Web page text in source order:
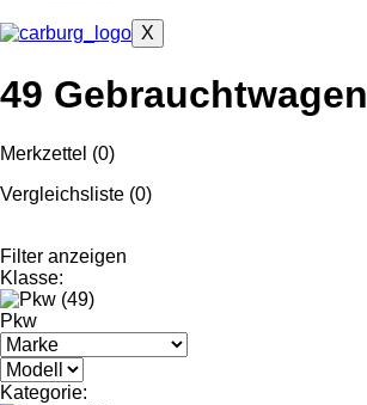
X
49 Gebrauchtwagen
Merkzettel (0)
Vergleichsliste (0)
Filter anzeigen
Klasse:
Pkw
Kategorie: